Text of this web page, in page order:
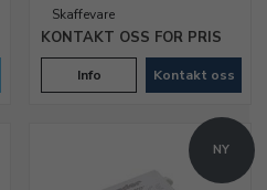
KONTAKT OSS FOR PRIS
Skaffevare
Info Kontakt oss
NY